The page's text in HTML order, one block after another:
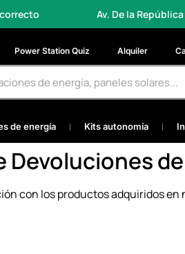
Av. De la República y Diego
Power Station Quiz Alquiler
de energía Kits autonomía
Devoluciones
con los productos adquiridos